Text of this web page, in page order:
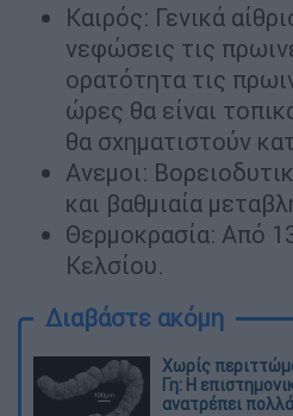
Καιρός: Γενικά
νεφώσεις τις
ορατότητα τις
ώρες θα είναι
θα σχηματιστούν
Ανεμοι:
και βαθμιαία
Θερμοκρασία: Από
Κελσίου.
Διαβάστε ακόμη
Χωρίς
Γη: Η
ανατρέπει πολλά